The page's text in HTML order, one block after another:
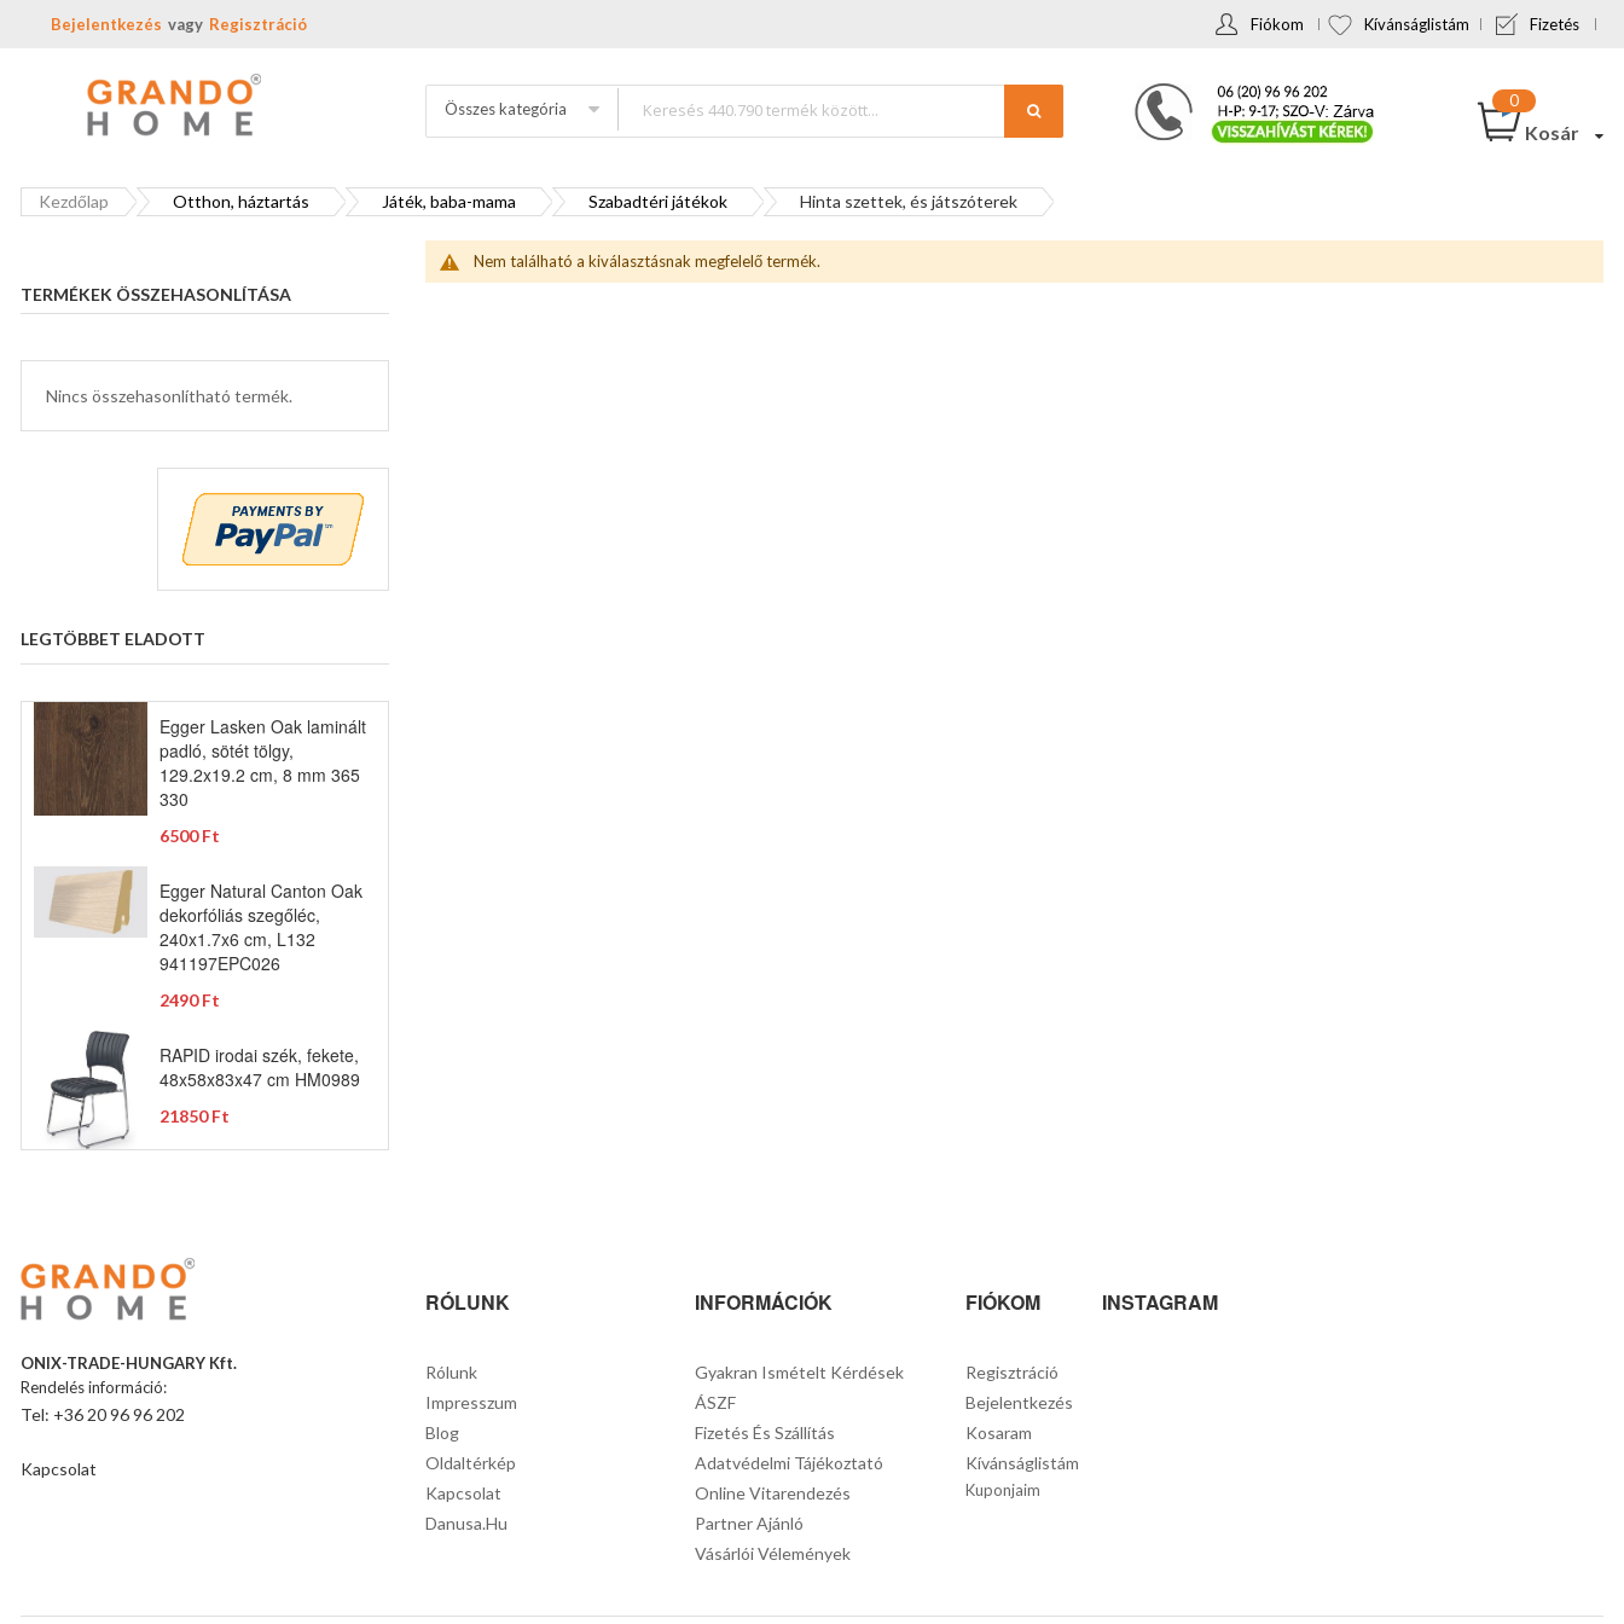
Bejelentkezés Regisztráció Fiókom Kívánságlistám Fizetés
Összes kategória
Kosár
Kezdőlap Otthon, háztartás Játék, baba-mama Szabadtéri játékok Hinta szettek, és játszóterek
Nem található a kiválasztásnak megfelelő termék.
TERMÉKEK ÖSSZEHASONLÍTÁSA
Nincs összehasonlítható termék.
LEGTÖBBET ELADOTT
Egger Lasken Oak laminált
padló, sötét tölgy,
129.2x19.2 cm, 8 mm 365
330
6500 Ft
Egger Natural Canton Oak
dekorfóliás szegőléc,
240x1.7x6 cm, L132
941197EPC026
2490 Ft
RAPID irodai szék, fekete,
48x58x83x47 cm HM0989
21850 Ft
ONIX-TRADE-HUNGARY Kft.
Rendelés információ:
Tel: +36 20 96 96 202
Kapcsolat
RÓLUNK
Rólunk
Impresszum
Blog
Oldaltérkép
Kapcsolat
Danusa.hu
INFORMÁCIÓK
Gyakran Ismételt Kérdések
ÁSZF
Fizetés És Szállítás
Adatvédelmi Tájékoztató
Online Vitarendezés
Partner Ajánló
Vásárlói Vélemények
FIÓKOM
Regisztráció
Bejelentkezés
Kosaram
Kívánságlistám
Kuponjaim
INSTAGRAM